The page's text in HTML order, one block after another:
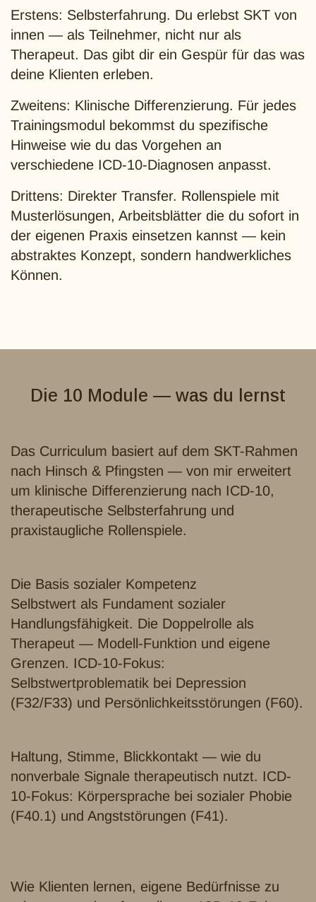
Erstens: Selbsterfahrung. Du erlebst SKT von
innen — als Teilnehmer, nicht nur als
Therapeut. Das gibt dir ein Gespür für das was
deine Klienten erleben.
Zweitens: Klinische Differenzierung. Für jedes
Trainingsmodul bekommst du spezifische
Hinweise wie du das Vorgehen an
verschiedene ICD-10-Diagnosen anpasst.
Drittens: Direkter Transfer. Rollenspiele mit
Musterlösungen, Arbeitsblätter die du sofort in
der eigenen Praxis einsetzen kannst — kein
abstraktes Konzept, sondern handwerkliches
Können.
Die 10 Module — was du lernst
Das Curriculum basiert auf dem SKT-Rahmen
nach Hinsch & Pfingsten — von mir erweitert
um klinische Differenzierung nach ICD-10,
therapeutische Selbsterfahrung und
praxistaugliche Rollenspiele.
Die Basis sozialer Kompetenz
Selbstwert als Fundament sozialer
Handlungsfähigkeit. Die Doppelrolle als
Therapeut — Modell-Funktion und eigene
Grenzen. ICD-10-Fokus:
Selbstwertproblematik bei Depression
(F32/F33) und Persönlichkeitsstörungen (F60).
Haltung, Stimme, Blickkontakt — wie du
nonverbale Signale therapeutisch nutzt. ICD-
10-Fokus: Körpersprache bei sozialer Phobie
(F40.1) und Angststörungen (F41).
Wie Klienten lernen, eigene Bedürfnisse zu